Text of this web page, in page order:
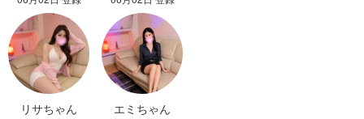
リサちゃん エミちゃん